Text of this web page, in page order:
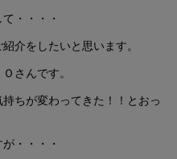
・・・・
介をしたいと思います。
さんです。
ちが変わってきた！！とおっ
・・・・